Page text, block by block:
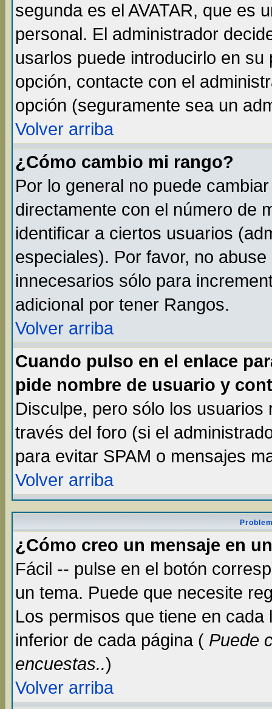
segunda es el AVATAR, que es
personal. El administrador
usarlos puede introducirlo en
opción, contacte con el
opción (seguramente sea un
Volver arriba
¿Cómo cambio mi rango?
Por lo general no puede
directamente con el número de
identificar a ciertos usuarios
especiales). Por favor, no
innecesarios sólo para
adicional por tener Rangos.
Volver arriba
Cuando pulso en el enlace
pide nombre de usuario y
Disculpe, pero sólo los
través del foro (si el
para evitar SPAM o mensajes
Volver arriba
¿Cómo creo un mensaje en
Fácil -- pulse en el botón
un tema. Puede que necesite
Los permisos que tiene en
inferior de cada página ( Puede
encuestas..)
Volver arriba